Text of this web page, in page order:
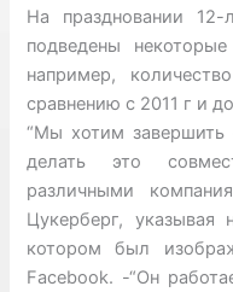
На праздновании
подведены
например,
сравнению с 2011 г и
“Мы хотим
делать это
различными
Цукерберг,
котором был
Facebook. -“Он